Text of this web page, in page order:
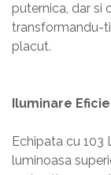
puternica, dar si
transformandu-
placut.
Iluminare
Echipata cu 103
luminoasa